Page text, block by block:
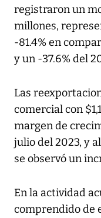
registraron un
millones,
-81.4% en
y un -37.6% del
Las
comercial con
margen de
julio del 2023, y
se observó un
En la actividad
comprendido de